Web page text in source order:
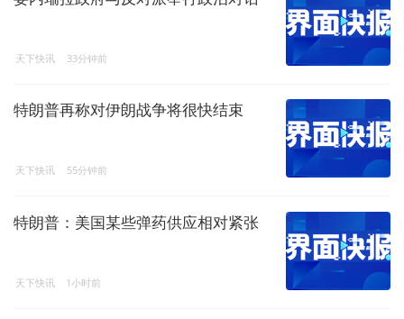
天下快讯 33分钟前
特朗普再称对伊朗战争将很快结束
天下快讯 55分钟前
特朗普：美国某些弹药供应相对紧张
天下快讯 1小时前